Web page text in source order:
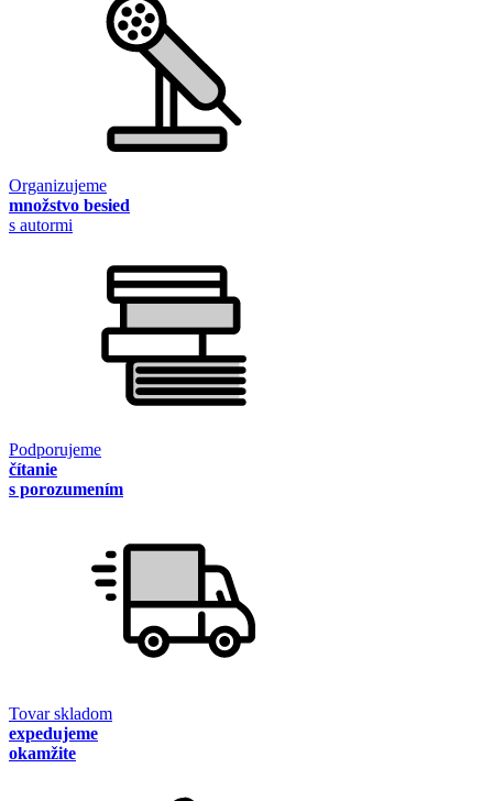
Organizujeme
množstvo besied
s autormi
Podporujeme
čítanie
s porozumením
Tovar skladom
expedujeme
okamžite